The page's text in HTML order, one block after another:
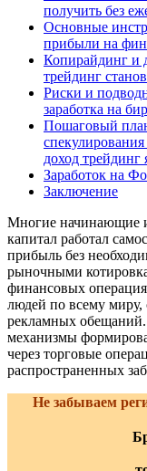
получить без
Основные
прибыли на
Копирайдинг и
трейдинг
Риски и
заработка на
Пошаговый
доход трейдинг
Заработок на
Заключение
Многие начинающие
капитал работал
прибыль без
рыночными
финансовых
людей по всему миру,
рекламных
механизмы
через торговые
распространенных
Не забываем